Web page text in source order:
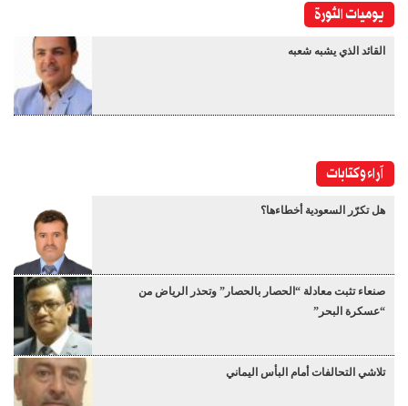
يوميات الثورة
القائد الذي يشبه شعبه
آراء وكتابات
هل تكرّر السعودية أخطاءها؟
صنعاء تثبت معادلة “الحصار بالحصار” وتحذر الرياض من
“عسكرة البحر”
تلاشي التحالفات أمام البأس اليماني